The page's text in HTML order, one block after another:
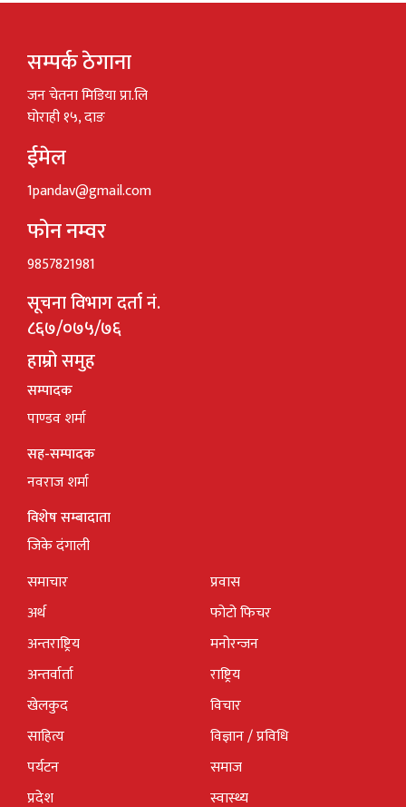
सम्पर्क ठेगाना
जन चेतना मिडिया प्रा.लि
घोराही १५, दाङ
ईमेल
1pandav@gmail.com
फोन नम्वर
9857821981
सूचना विभाग दर्ता नं.
८६७/०७५/७६
हाम्रो समुह
सम्पादक
पाण्डव शर्मा
सह-सम्पादक
नवराज शर्मा
विशेष सम्बादाता
जिके दंगाली
समाचार
अर्थ
अन्तराष्ट्रिय
अन्तर्वार्ता
खेलकुद
साहित्य
पर्यटन
प्रदेश
प्रवास
फोटो फिचर
मनोरन्जन
राष्ट्रिय
विचार
विज्ञान / प्रविधि
समाज
स्वास्थ्य